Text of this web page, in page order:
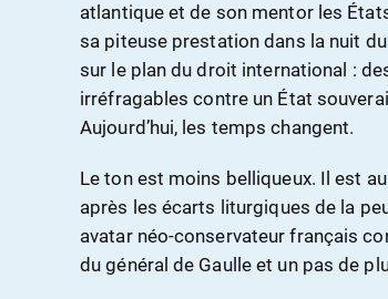
atlantique et de son mentor les
sa piteuse prestation dans la nuit
sur le plan du droit international :
irréfragables contre un État
Aujourd’hui, les temps changent.
Le ton est moins belliqueux. Il est
après les écarts liturgiques de la
avatar néo-conservateur français
du général de Gaulle et un pas de